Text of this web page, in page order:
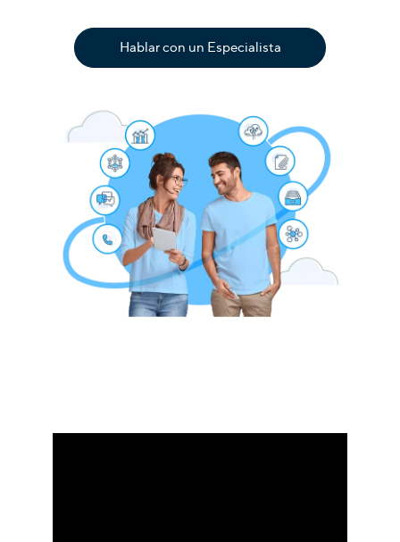
Hablar con un Especialista